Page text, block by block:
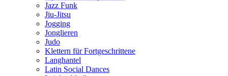
Jazz Funk
Jiu-Jitsu
Jogging
Jonglieren
Judo
Klettern für Fortgeschrittene
Langhantel
Latin Social Dances